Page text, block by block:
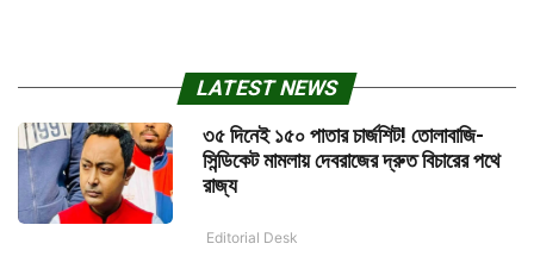
LATEST NEWS
৩৫ দিনেই ১৫০ পাতার চার্জশিট! তোলাবাজি-
সিন্ডিকেট মামলায় দেবরাজের দ্রুত বিচারের পথে
রাজ্য
Editorial Desk